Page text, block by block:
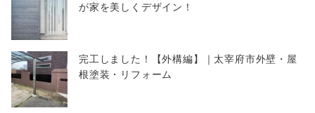
が家を美しくデザイン！
完工しました！【外構編】｜太宰府市外壁・屋
根塗装・リフォーム